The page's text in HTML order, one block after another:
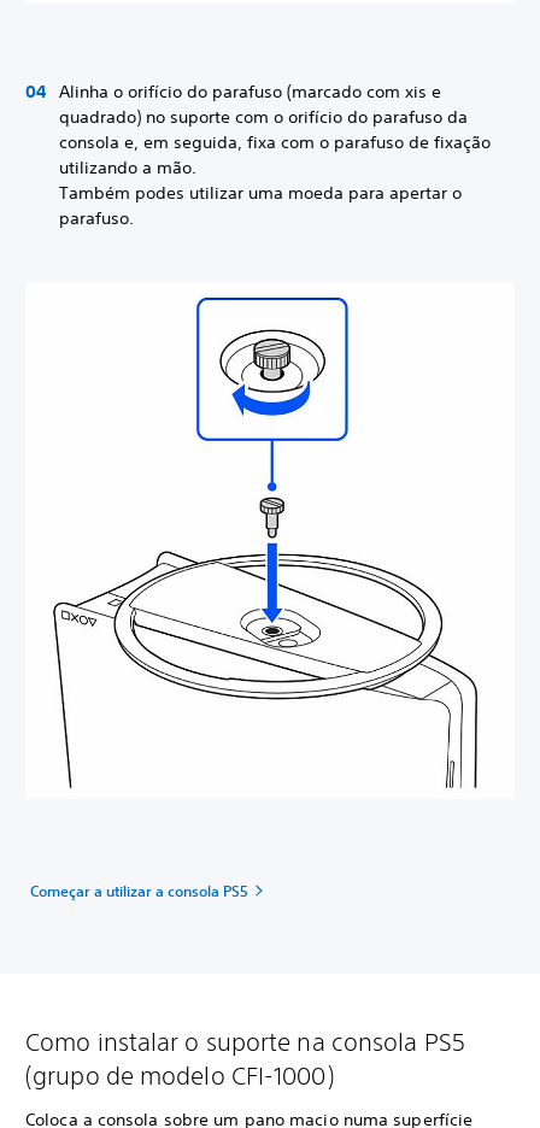
Alinha o orifício do parafuso (marcado com xis e
quadrado) no suporte com o orifício do parafuso da
consola e, em seguida, fixa com o parafuso de fixação
utilizando a mão.
Também podes utilizar uma moeda para apertar o
parafuso.
Começar a utilizar a consola PS5
Como instalar o suporte na consola PS5
(grupo de modelo CFI-1000)
Coloca a consola sobre um pano macio numa superfície